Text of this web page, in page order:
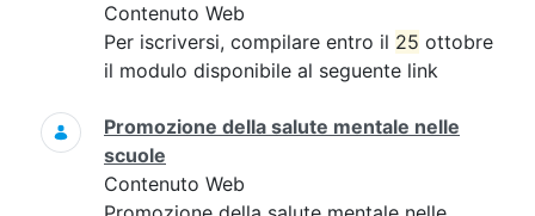
Contenuto Web
Per iscriversi, compilare entro il 25 ottobre
il modulo disponibile al seguente link
Promozione della salute mentale nelle
scuole
Contenuto Web